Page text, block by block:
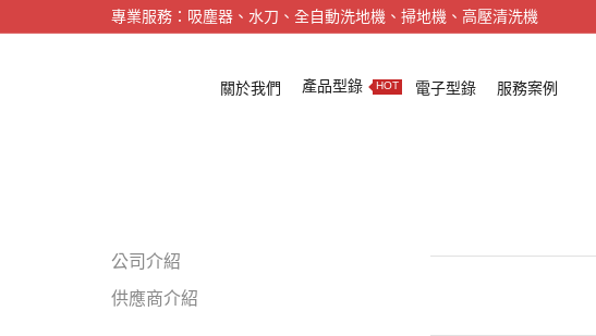
專業服務：吸塵器、水刀、全自動洗地機、掃地機、高壓清洗機
關於我們 產品型錄 HOT 電子型錄 服務案例
公司介紹
供應商介紹